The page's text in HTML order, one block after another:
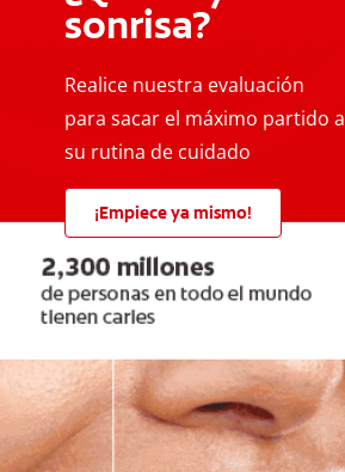
sonrisa?
Realice nuestra evaluación
para sacar el máximo partido a
su rutina de cuidado
¡Empiece ya mismo!